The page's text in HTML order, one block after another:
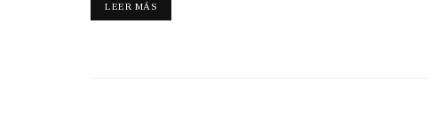
LEER MÁS